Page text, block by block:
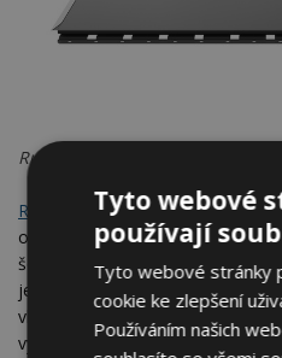
Ruukki Hyygge bez prolisů
Ruukki Hyyggeje dodávána ve
odpovídají současným trendům
šedé a černé.Jednoduchost a
je Ruukki Hyygge, kterou může
vkusu. Ruukki Hyygge je
vyráběná ve variantách bez
Tyto webové
používají
Tyto webové stránky
cookie ke zlepšení
Používáním našich